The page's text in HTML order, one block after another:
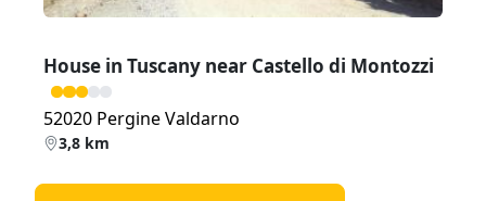
House in Tuscany near Castello di Montozzi
52020 Pergine Valdarno
3,8 km